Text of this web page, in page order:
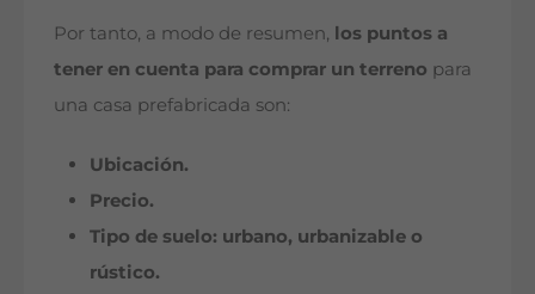
Por tanto, a modo de resumen, los puntos a
tener en cuenta para comprar un terreno para
una casa prefabricada son:
Ubicación.
Precio.
Tipo de suelo: urbano, urbanizable o
rústico.